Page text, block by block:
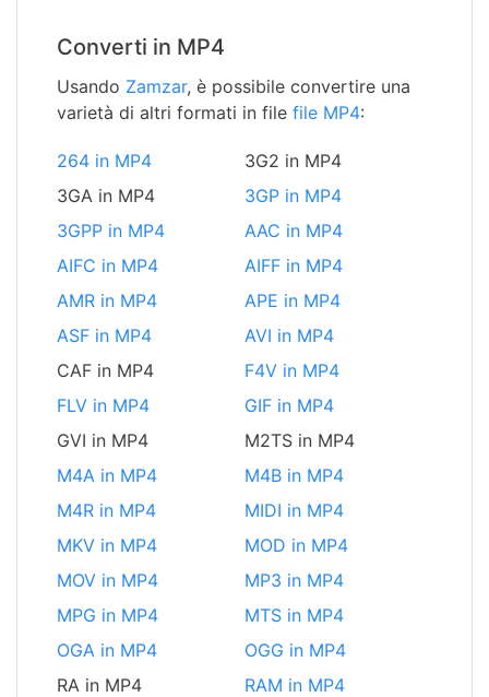
Converti in MP4
Usando Zamzar, è possibile convertire una
varietà di altri formati in file file MP4:
264 in MP4
3G2 in MP4
3GA in MP4
3GP in MP4
3GPP in MP4
AAC in MP4
AIFC in MP4
AIFF in MP4
AMR in MP4
APE in MP4
ASF in MP4
AVI in MP4
CAF in MP4
F4V in MP4
FLV in MP4
GIF in MP4
GVI in MP4
M2TS in MP4
M4A in MP4
M4B in MP4
M4R in MP4
MIDI in MP4
MKV in MP4
MOD in MP4
MOV in MP4
MP3 in MP4
MPG in MP4
MTS in MP4
OGA in MP4
OGG in MP4
RA in MP4
RAM in MP4